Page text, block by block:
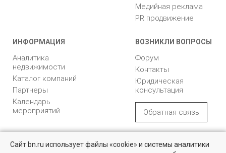
Медийная реклама
PR продвижение
ИНФОРМАЦИЯ
Аналитика
недвижимости
Каталог компаний
Партнеры
Календарь
мероприятий
ВОЗНИКЛИ ВОПРОСЫ
Форум
Контакты
Юридическая
консультация
Обратная связь
с ограниченной
«БН»
Сайт bn.ru использует файлы «cookie» и системы аналитики